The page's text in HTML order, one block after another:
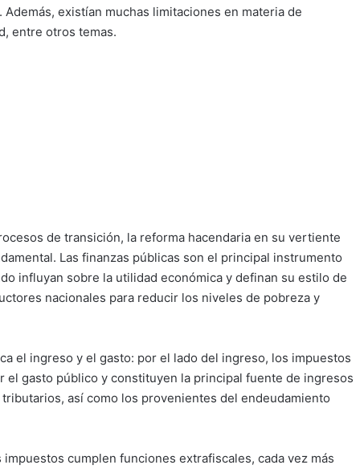
existían muchas limitaciones en materia de
entre otros temas.
de transición, la reforma hacendaria en su vertiente
Las finanzas públicas son el principal instrumento
influyan sobre la utilidad económica y definan su estilo de
nacionales para reducir los niveles de pobreza y
el ingreso y el gasto: por el lado del ingreso, los impuestos
el gasto público y constituyen la principal fuente de ingresos
así como los provenientes del endeudamiento
cumplen funciones extrafiscales, cada vez más